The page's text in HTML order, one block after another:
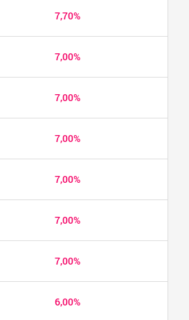
7,70%
7,00%
7,00%
7,00%
7,00%
7,00%
7,00%
6,00%